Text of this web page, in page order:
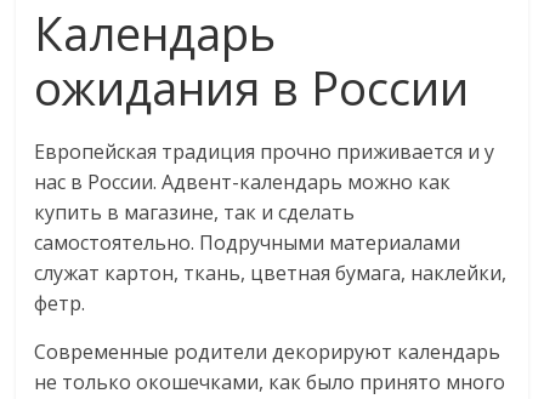
Календарь
ожидания в России
Европейская традиция прочно приживается и у
нас в России. Адвент-календарь можно как
купить в магазине, так и сделать
самостоятельно. Подручными материалами
служат картон, ткань, цветная бумага, наклейки,
фетр.
Современные родители декорируют календарь
не только окошечками, как было принято много